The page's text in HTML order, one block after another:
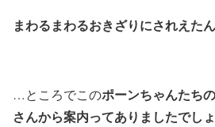
まわるまわるおきざりにされえた
…ところでこのポーンちゃんたち
さんから案内ってありましたでしょ